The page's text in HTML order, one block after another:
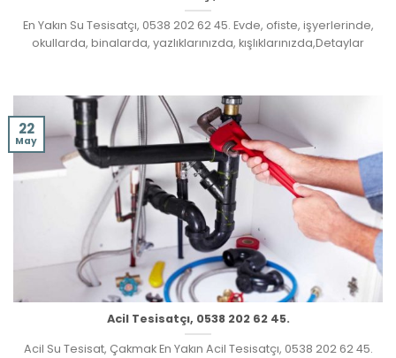
En Yakın Su Tesisatçı, 0538 202 62 45. Evde, ofiste, işyerlerinde,
okullarda, binalarda, yazlıklarınızda, kışlıklarınızda,Detaylar
Acil Tesisatçı, 0538 202 62 45.
Acil Su Tesisat, Çakmak En Yakın Acil Tesisatçı, 0538 202 62 45.
22
May